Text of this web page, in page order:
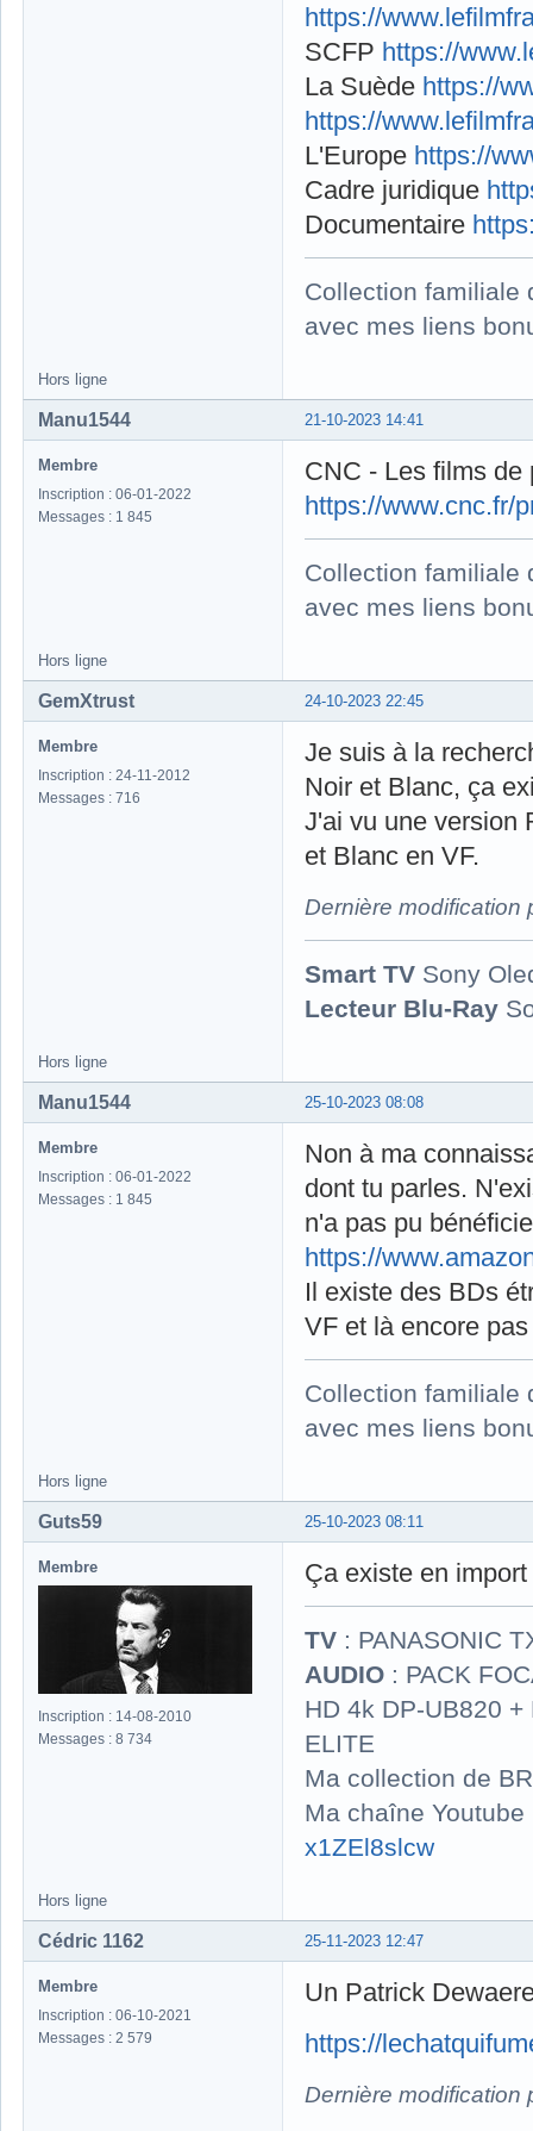
https://
SCFP https://
La Suède https://
https://
L'Europe https://
Cadre juridique
Documentaire
Collection familiale
avec mes liens
Hors ligne
21-10-2023 14:41
Manu1544
Membre
Inscription : 06-01-2022
Messages : 1 845
CNC - Les films de
https://www.cnc.fr/
Collection familiale
avec mes liens
Hors ligne
24-10-2023 22:45
GemXtrust
Membre
Inscription : 24-11-2012
Messages : 716
Je suis à la
Noir et Blanc, ça
J'ai vu une version
et Blanc en VF.
Dernière modification
Smart TV Sony
Lecteur Blu-Ray
Hors ligne
25-10-2023 08:08
Manu1544
Membre
Inscription : 06-01-2022
Messages : 1 845
Non à ma
dont tu parles.
n'a pas pu
https://
Il existe des BDs
VF et là encore
Collection familiale
avec mes liens
Hors ligne
25-10-2023 08:11
Guts59
Membre
Inscription : 14-08-2010
Messages : 8 734
Ça existe en
TV : PANASONIC
AUDIO : PACK
HD 4k DP-UB820
ELITE
Ma collection de
Ma chaîne
x1ZEl8slcw
Hors ligne
25-11-2023 12:47
Cédric 1162
Membre
Inscription : 06-10-2021
Messages : 2 579
Un Patrick
https://
Dernière modification